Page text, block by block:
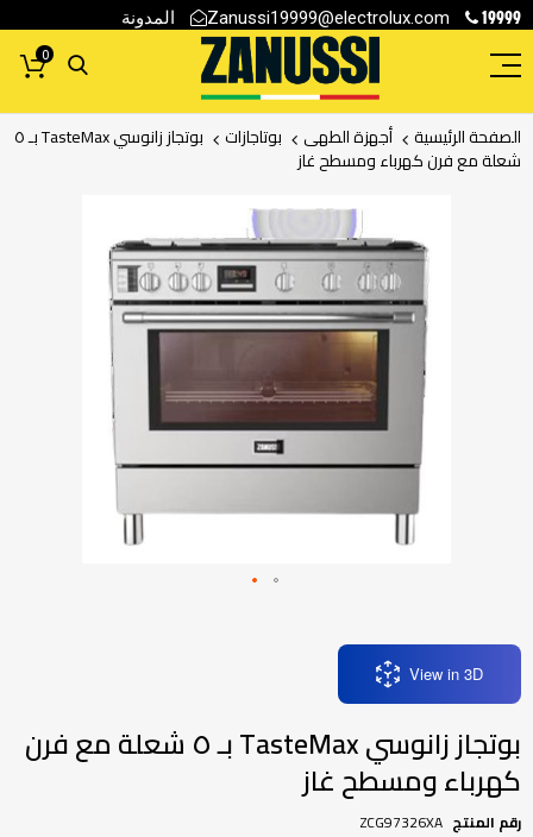
19999
Zanussi19999@electrolux.com المدونة
0
الصفحة الرئيسية أجهزة الطهى بوتاجازات بوتجاز زانوسي TasteMax بـ ٥
شعلة مع فرن كهرباء ومسطح غاز
بداية
معرض
الصور
View in 3D
بوتجاز زانوسي TasteMax بـ ٥ شعلة مع فرن
كهرباء ومسطح غاز
رقم المنتج ZCG97326XA